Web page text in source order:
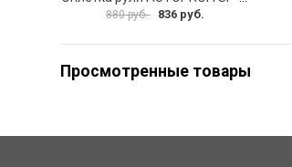
880 руб. 836 руб.
Просмотренные товары